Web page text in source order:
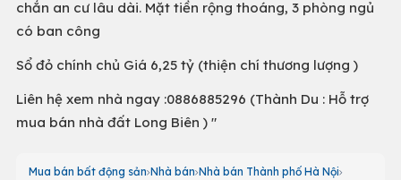
chắn an cư lâu dài. Mặt tiền rộng thoáng, 3 phòng ngủ
có ban công
Sổ đỏ chính chủ Giá 6,25 tỷ (thiện chí thương lượng )
Liên hệ xem nhà ngay :0886885296 (Thành Du : Hỗ trợ
mua bán nhà đất Long Biên ) "
Mua bán bất động sản Nhà bán Nhà bán Thành phố Hà Nội